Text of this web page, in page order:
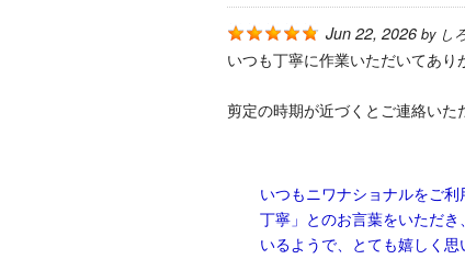
Jun 22, 2026 by し
いつも丁寧に作業いただいてあり
剪定の時期が近づくとご連絡いた
いつもニワナショナルをご
丁寧」とのお言葉をいただ
いるようで、とても嬉しく